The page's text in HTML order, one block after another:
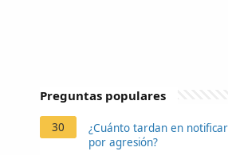
Preguntas populares
30
¿Cuánto tardan en
por agresión?